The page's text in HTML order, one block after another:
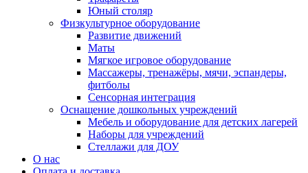
Юный столяр
Физкультурное оборудование
Развитие движений
Маты
Мягкое игровое оборудование
Массажеры, тренажёры, мячи, эспандеры,
фитболы
Сенсорная интеграция
Оснащение дошкольных учреждений
Мебель и оборудование для детских лагерей
Наборы для учреждений
Стеллажи для ДОУ
О нас